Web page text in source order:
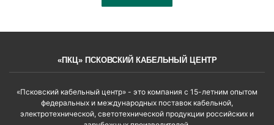
«ПКЦ» ПСКОВСКИЙ КАБЕЛЬНЫЙ ЦЕНТР
«Псковский кабельный центр» - это компания с 15-летним опытом
федеральных и международных поставок кабельной,
электротехнической, светотехнической продукции российских и